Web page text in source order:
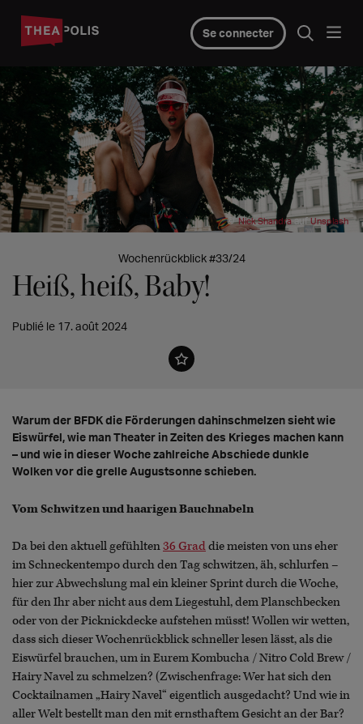
Se connecter
©Nick ShandraaufUnsplash
Wochenrückblick #33/24
Heiß, heiß, Baby!
Publié le 17. août 2024
Warum der BFDK die Förderungen dahinschmelzen sieht wie
Eiswürfel, wie man Theater in Zeiten des Krieges machen kann
– und wie in dieser Woche zahlreiche Abschiede dunkle
Wolken vor die grelle Augustsonne schieben.
Vom Schwitzen und haarigen Bauchnabeln
Da bei den aktuell gefühlten36 Graddie meisten von uns eher
im Schneckentempo durch den Tag schwitzen, äh, schlurfen –
hier zur Abwechslung mal ein kleiner Sprint durch die Woche,
für den Ihr aber nicht aus dem Liegestuhl, dem Planschbecken
oder von der Picknickdecke aufstehen müsst! Wollen wir wetten,
dass sich dieser Wochenrückblick schneller lesen lässt, als die
Eiswürfel brauchen, um in Eurem Kombucha / Nitro Cold Brew /
Hairy Navel zu schmelzen? (Zwischenfrage: Wer hat sich den
Cocktailnamen „Hairy Navel“ eigentlich ausgedacht? Und wie in
aller Welt bestellt man den mit ernsthaftem Gesicht an der Bar?